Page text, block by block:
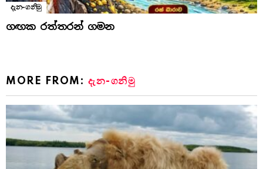
දැන-ගනිමු
ගඟක රත්තරන් ගමන
MORE FROM:දැන-ගනිමු